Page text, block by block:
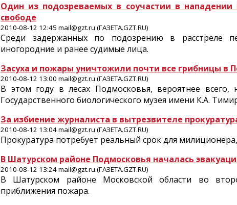
Один из подозреваемых в соучастии в нападении
свободе
2010-08-12 12:45 mail@gzt.ru (ГАЗЕТА.GZT.RU)
Среди задержанных по подозрению в расстреле
иногородние и ранее судимые лица.
Засуха и пожары уничтожили почти все грибницы в
2010-08-12 13:00 mail@gzt.ru (ГАЗЕТА.GZT.RU)
В этом году в лесах Подмосковья, вероятнее всего,
Государственного биологического музея имени К.А.
За избиение журналиста в вытрезвителе
2010-08-12 13:04 mail@gzt.ru (ГАЗЕТА.GZT.RU)
Прокуратура потребует реальный срок для
В Шатурском районе Подмосковья началась
2010-08-12 13:24 mail@gzt.ru (ГАЗЕТА.GZT.RU)
В Шатурском районе Московской области во
приближения пожара.